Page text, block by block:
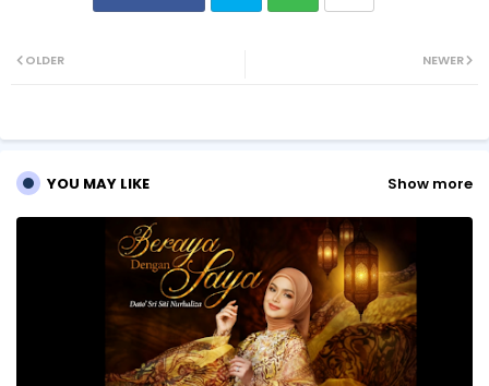
r ap
NEWER
OLDER
YOU MAY LIKE Show more